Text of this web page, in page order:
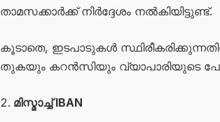
താമസക്കാർക്ക് നിർദ്ദേശം നൽകിയിട്ടുണ്ട്.
കൂടാതെ, ഇടപാടുകൾ
തുകയും കറൻസിയും വ്യാപാരിയുടെ
മിസ്മാച്ച് IBAN